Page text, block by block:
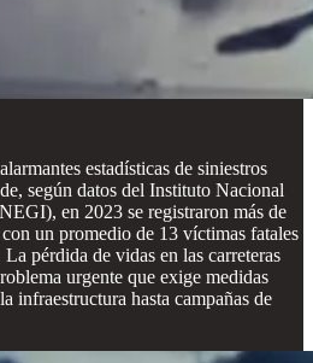
estadísticas de siniestros
según datos del Instituto Nacional
en 2023 se registraron más de
un promedio de 13 víctimas fatales
pérdida de vidas en las carreteras
urgente que exige medidas
infraestructura hasta campañas de